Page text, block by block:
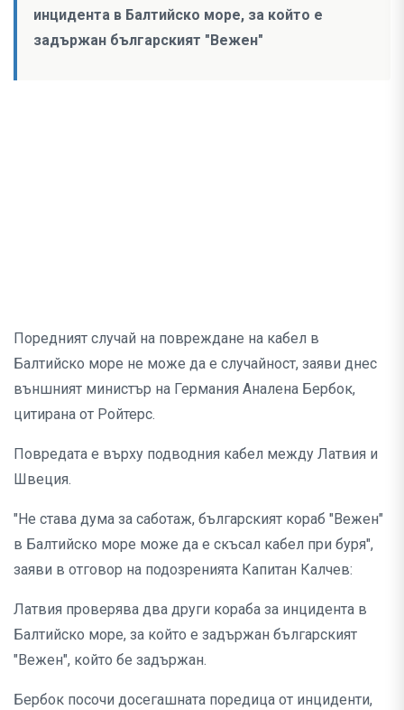
инцидента в Балтийско море, за който е
задържан българският "Вежен"
Поредният случай на повреждане на кабел в
Балтийско море не може да е случайност, заяви днес
външният министър на Германия Аналена Бербок,
цитирана от Ройтерс.
Повредата е върху подводния кабел между Латвия и
Швеция.
"Не става дума за саботаж, българският кораб "Вежен"
в Балтийско море може да е скъсал кабел при буря",
заяви в отговор на подозренията Капитан Калчев:
Латвия проверява два други кораба за инцидента в
Балтийско море, за който е задържан българският
"Вежен", който бе задържан.
Бербок посочи досегашната поредица от инциденти,